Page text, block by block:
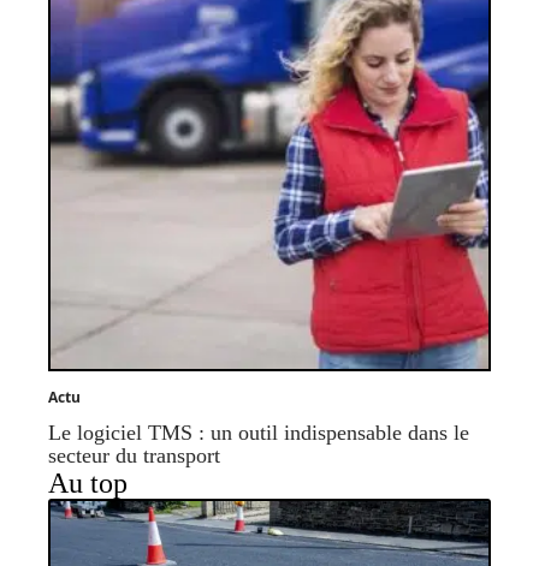
Actu
Le logiciel TMS : un outil indispensable dans le
secteur du transport
Au top